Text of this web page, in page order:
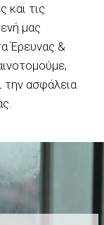
και τις
μας
Έρευνας &
την ασφάλεια